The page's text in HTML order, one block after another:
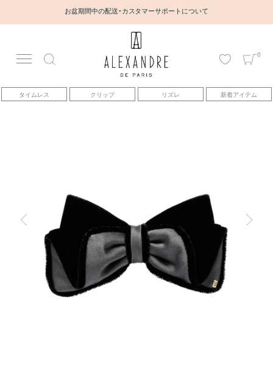
お盆期間中の配送・カスタマーサポートについて
0
タイムレス クリップ リズレ 新着アイテム
アカウント
アイテム
トピックス
ヘアアレンジ動画
ヒストリー